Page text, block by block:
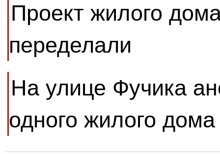
Проект жилого
переделали
На улице Фучика
одного жилого